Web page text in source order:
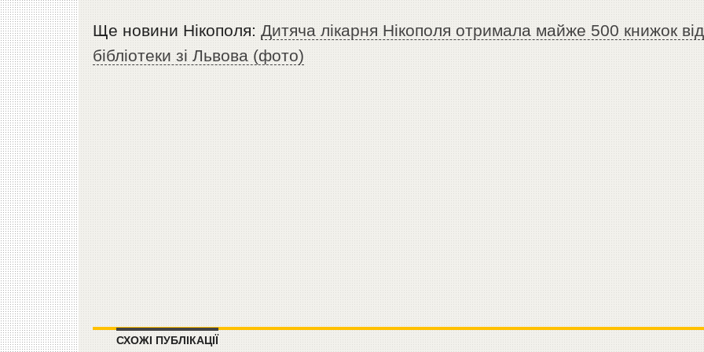
Ще новини Нікополя:Дитяча лікарня Нікополя отримала майже 500 книжок від
бібліотеки зі Львова (фото)
СХОЖІ ПУБЛІКАЦІЇ